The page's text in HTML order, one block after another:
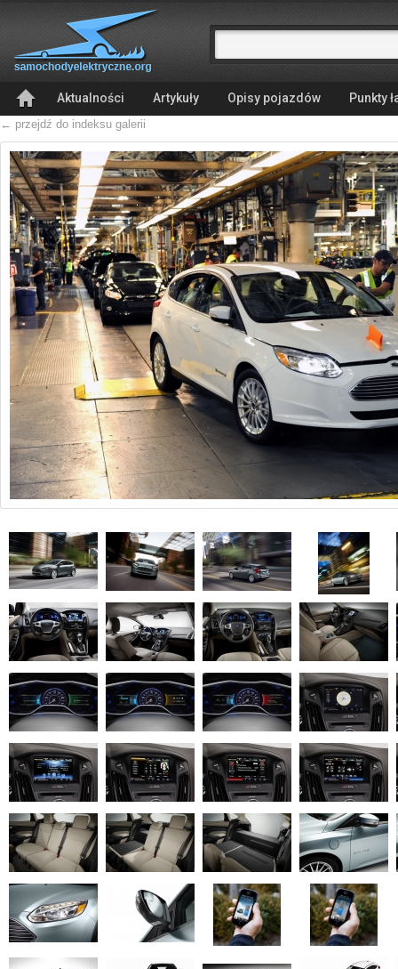
Aktualności Artykuły Opisy pojazdów Punkty
← przejdź do indeksu galerii